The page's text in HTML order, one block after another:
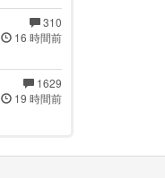
310
16 時間前
1629
19 時間前